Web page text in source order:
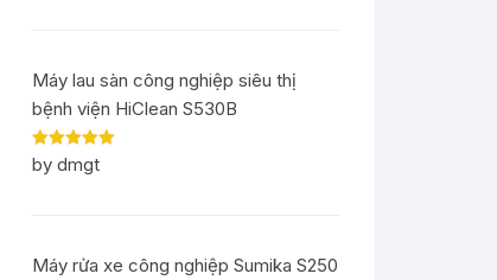
Máy lau sàn công nghiệp siêu thị
bệnh viện HiClean S530B
Rated5out
of 5
by dmgt
Máy rửa xe công nghiệp Sumika S250